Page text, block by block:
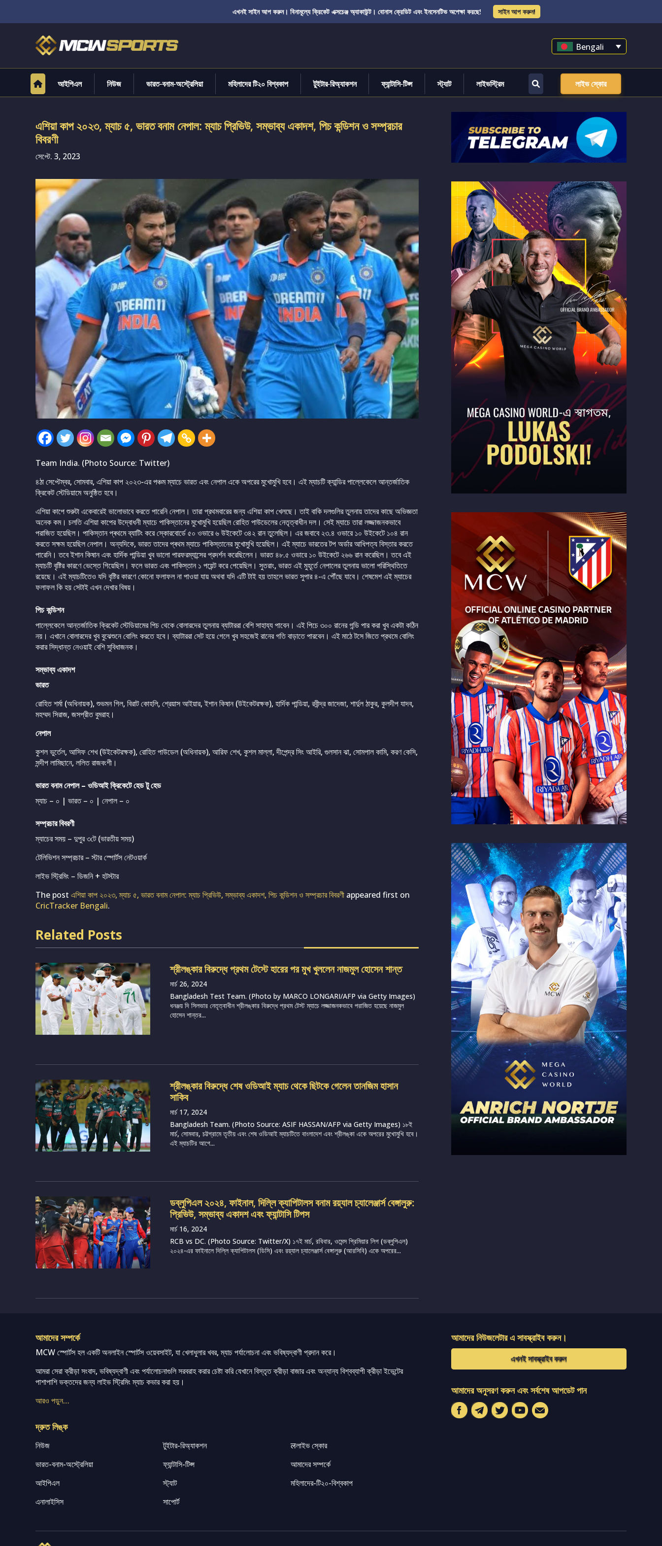
এখনই সাইন আপ করুন। বিনামূল্যে ক্রিকেট এক্সচেঞ্জ অ্যাকাউন্ট। বোনাস ক্রেডিট এবং ইনসেনটিভ অপেক্ষা করছে! সাইন আপ করুন!
Bengali
আইপিএল নিউজ ভারত-বনাম-অস্ট্রেলিয়া মহিলাদের টি২০ বিশ্বকাপ টুইটার-রিঅ্যাকশন ফ্যান্টাসি-টিপ্স স্ট্যাট লাইভস্ট্রিম লাইভ স্কোর
এশিয়া কাপ ২০২৩, ম্যাচ ৫, ভারত বনাম নেপাল: ম্যাচ প্রিভিউ, সম্ভাব্য একাদশ, পিচ কন্ডিশন ও সম্প্রচার
বিবরণী
সেপ্টে. 3, 2023
Team India. (Photo Source: Twitter)
৪ঠা সেপ্টেম্বর, সোমবার, এশিয়া কাপ ২০২৩-এর পঞ্চম ম্যাচে ভারত এবং নেপাল একে অপরের মুখোমুখি হবে। এই ম্যাচটি ক্যান্ডির পাল্লেকেলে আন্তর্জাতিক
ক্রিকেট স্টেডিয়ামে অনুষ্ঠিত হবে।
এশিয়া কাপে শুরুটা একেবারেই ভালোভাবে করতে পারেনি নেপাল। তারা প্রথমবারের জন্য এশিয়া কাপ খেলছে। তাই বাকি দলগুলির তুলনায় তাদের কাছে অভিজ্ঞতা
অনেক কম। চলতি এশিয়া কাপের উদ্বোধনী ম্যাচে পাকিস্তানের মুখোমুখি হয়েছিল রোহিত পাউডেলের নেতৃত্বাধীন দল। সেই ম্যাচে তারা লজ্জাজনকভাবে
পরাজিত হয়েছিল। পাকিস্তান প্ৰথমে ব্যাটিং করে স্কোরবোর্ডে ৫০ ওভারে ৬ উইকেটে ৩৪২ রান তুলেছিল। এর জবাবে ২৩.৪ ওভারে ১০ উইকেটে ১০৪ রান
করতে সক্ষম হয়েছিল নেপাল। অন্যদিকে, ভারত তাদের প্ৰথম ম্যাচে পাকিস্তানের মুখোমুখি হয়েছিল। এই ম্যাচে ভারতের টপ অর্ডার আধিপত্য বিস্তার করতে
পারেনি। তবে ইশান কিষান এবং হার্দিক পান্ডিয়া খুব ভালো পারফরম্যান্সের প্রদর্শন করেছিলেন। ভারত ৪৮.৫ ওভারে ১০ উইকেটে ২৬৬ রান করেছিল। তবে এই
ম্যাচটি বৃষ্টির কারণে ভেস্তে গিয়েছিল। ফলে ভারত এবং পাকিস্তান ১ পয়েন্ট করে পেয়েছিল। সুতরাং, ভারত এই মুহূর্তে নেপালের তুলনায় ভালো পরিস্থিতিতে
রয়েছে। এই ম্যাচটিতেও যদি বৃষ্টির কারণে কোনো ফলাফল না পাওয়া যায় অথবা যদি এটি টাই হয় তাহলে ভারত সুপার ৪-এ পৌঁছে যাবে। শেষমেশ এই ম্যাচের
ফলাফল কি হয় সেটাই এখন দেখার বিষয়।
পিচ কন্ডিশন
পাল্লেকেলে আন্তর্জাতিক ক্রিকেট স্টেডিয়ামের পিচ থেকে বোলারদের তুলনায় ব্যাটাররা বেশি সাহায্য পাবেন। এই পিচে ৩০০ রানের গন্ডি পার করা খুব একটা কঠিন
নয়। এখানে বোলারদের খুব বুঝেশুনে বোলিং করতে হবে। ব্যাটাররা সেট হয়ে গেলে খুব সহজেই রানের গতি বাড়াতে পারবেন। এই মাঠে টসে জিতে প্রথমে বোলিং
করার সিদ্ধান্ত নেওয়াই বেশি সুবিধাজনক।
সম্ভাব্য একাদশ
ভারত
রোহিত শর্মা (অধিনায়ক), শুভমন গিল, বিরাট কোহলি, শ্রেয়াস আইয়ার, ইশান কিষান (উইকেটরক্ষক), হার্দিক পান্ডিয়া, রবীন্দ্র জাদেজা, শার্দুল ঠাকুর, কুলদীপ যাদব,
মহম্মদ সিরাজ, জসপ্রীত বুমরাহ।
নেপাল
কুশল ভুর্তেল, আসিফ শেখ (উইকেটরক্ষক), রোহিত পাউডেল (অধিনায়ক), আরিফ শেখ, কুশল মাল্লা, দীপেন্দ্র সিং আইরি, গুলসান ঝা, সোমপাল কামি, করণ কেসি,
সন্দীপ লামিছানে, ললিত রাজবংশী।
ভারত বনাম নেপাল – ওডিআই ক্রিকেটে হেড টু হেড
ম্যাচ – ০ | ভারত – ০ | নেপাল – ০
সম্প্রচার বিবরণী
ম্যাচের সময় – দুপুর ৩টে (ভারতীয় সময়)
টেলিভিশন সম্প্রচার – স্টার স্পোর্টস নেটওয়ার্ক
লাইভ স্ট্রিমিং – ডিজনি + হটস্টার
The post এশিয়া কাপ ২০২৩, ম্যাচ ৫, ভারত বনাম নেপাল: ম্যাচ প্রিভিউ, সম্ভাব্য একাদশ, পিচ কন্ডিশন ও সম্প্রচার বিবরণী appeared first on
CricTracker Bengali.
Related Posts
শ্রীলঙ্কার বিরুদ্ধে প্রথম টেস্টে হারের পর মুখ খুললেন নাজমুল হোসেন শান্ত
মার্চ 26, 2024
Bangladesh Test Team. (Photo by MARCO LONGARI/AFP via Getty Images)
ধনঞ্জয় দি সিলভার নেতৃত্বাধীন শ্রীলঙ্কার বিরুদ্ধে প্রথম টেস্ট ম্যাচে লজ্জাজনকভাবে পরাজিত হয়েছে নাজমুল
হোসেন শান্তর...
শ্রীলঙ্কার বিরুদ্ধে শেষ ওডিআই ম্যাচ থেকে ছিটকে গেলেন তানজিম হাসান
সাকিব
মার্চ 17, 2024
Bangladesh Team. (Photo Source: ASIF HASSAN/AFP via Getty Images) ১৮ই
মার্চ, সোমবার, চট্টগ্রামে তৃতীয় এবং শেষ ওডিআই ম্যাচটিতে বাংলাদেশ এবং শ্রীলঙ্কা একে অপরের মুখোমুখি হবে।
এই ম্যাচটির আগে...
ডব্লুপিএল ২০২৪, ফাইনাল, দিল্লি ক্যাপিটালস বনাম রয়্যাল চ্যালেঞ্জার্স বেঙ্গালুরু:
প্রিভিউ, সম্ভাব্য একাদশ এবং ফ্যান্টাসি টিপস
মার্চ 16, 2024
RCB vs DC. (Photo Source: Twitter/X) ১৭ই মার্চ, রবিবার, ওমেন্স প্রিমিয়ার লিগ (ডব্লুপিএল)
২০২৪-এর ফাইনালে দিল্লি ক্যাপিটালস (ডিসি) এবং রয়্যাল চ্যালেঞ্জার্স বেঙ্গালুরু (আরসিবি) একে অপরের...
আমাদের সম্পর্কে
MCW স্পোর্টস হল একটি অনলাইন স্পোর্টস ওয়েবসাইট, যা খেলাধুলার খবর, ম্যাচ পর্যালোচনা এবং ভবিষ্যদ্বাণী প্রদান করে।
আমরা সেরা ক্রীড়া সংবাদ, ভবিষ্যদ্বাণী এবং পর্যালোচনাগুলি সরবরাহ করার চেষ্টা করি যেখানে বিস্তৃত ক্রীড়া বাজার এবং অন্যান্য বিশ্বব্যাপী ক্রীড়া ইভেন্টের
পাশাপাশি ভক্তদের জন্য লাইভ স্ট্রিমিং ম্যাচ কভার করা হয়।
আরও পড়ুন…
দ্রুত লিঙ্ক
নিউজ টুইটার-রিঅ্যাকশন
लলাইভ স্কোর
ভারত-বনাম-অস্ট্রেলিয়া
ফ্যান্টাসি-টিপ্স
আমাদের সম্পর্কে
আইপিএল
স্ট্যাট
মহিলাদের-টি২০-বিশ্বকাপ
এনালাইসিস
সাপোর্ট
আমাদের নিউজলেটার এ সাবস্ক্রাইব করুন।
এখনই সাবস্ক্রাইব করুন
আমাদের অনুসরণ করুন এবং সর্বশেষ আপডেট পান